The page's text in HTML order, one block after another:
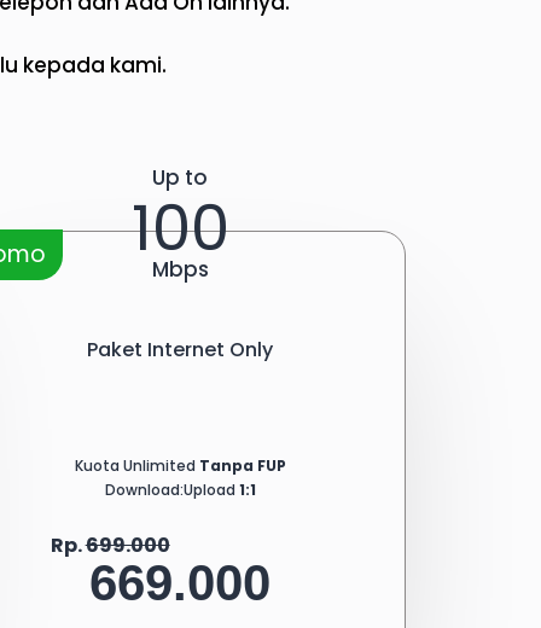
kepada kami.​
Up to
100
Mbps
Paket Internet Only
Kuota Unlimited Tanpa FUP
Download:Upload 1:1
Rp.699.000
669.000